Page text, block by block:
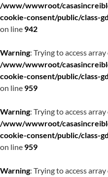
/www/wwwroot/
cookie-consent/public/class-
on line 942
Warning: Trying to access
/www/wwwroot/
cookie-consent/public/class-
on line 959
Warning: Trying to access
/www/wwwroot/
cookie-consent/public/class-
on line 959
Warning: Trying to access